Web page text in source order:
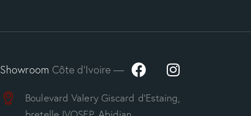
Showroom Côte d’Ivoire —
Boulevard Valery Giscard d’Estaing,